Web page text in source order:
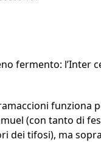
fermento: l’Inter
funziona
(con tanto di
dei tifosi), ma